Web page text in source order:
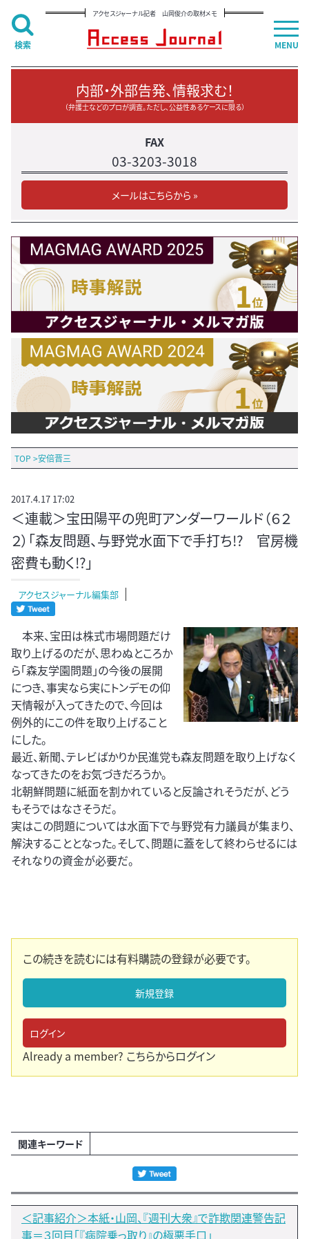
アクセスジャーナル記者 山岡俊介の取材メモ
内部・外部告発、情報求む！
（弁護士などのプロが調査。ただし、公益性あるケースに限る）
FAX
03-3203-3018
メールはこちらから »
TOP >安倍晋三
2017.4.17 17:02
＜連載＞宝田陽平の兜町アンダーワールド（６２
２）「森友問題、与野党水面下で手打ち!? 官房機
密費も動く!?」
アクセスジャーナル編集部
本来、宝田は株式市場問題だけ
取り上げるのだが、思わぬところか
ら「森友学園問題」の今後の展開
につき、事実なら実にトンデモの仰
天情報が入ってきたので、今回は
例外的にこの件を取り上げること
にした。
最近、新聞、テレビばかりか民進党も森友問題を取り上げなく
なってきたのをお気づきだろうか。
北朝鮮問題に紙面を割かれていると反論されそうだが、どう
もそうではなさそうだ。
実はこの問題については水面下で与野党有力議員が集まり、
解決することとなった。そして、問題に蓋をして終わらせるには
それなりの資金が必要だ。
この続きを読むには有料購読の登録が必要です。
新規登録
ログイン
Already a member? こちらからログイン
関連キーワード
＜記事紹介＞本紙・山岡、『週刊大衆』で詐欺関連警告記
事＝３回目「『病院乗っ取り』の極悪手口」
MENU
検索